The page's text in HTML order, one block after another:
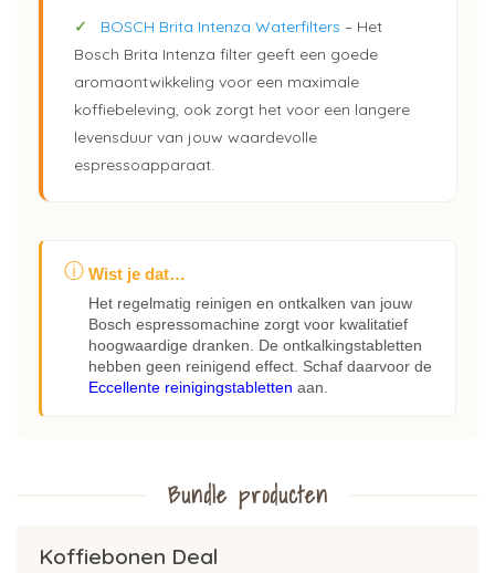
✓
BOSCH Brita Intenza Waterfilters – Het
Bosch Brita Intenza filter geeft een goede
aromaontwikkeling voor een maximale
koffiebeleving, ook zorgt het voor een langere
levensduur van jouw waardevolle
espressoapparaat.
ⓘ Wist je dat…
Het regelmatig reinigen en ontkalken van jouw
Bosch espressomachine zorgt voor kwalitatief
hoogwaardige dranken. De ontkalkingstabletten
hebben geen reinigend effect. Schaf daarvoor de
Eccellente reinigingstabletten aan.
Bundle producten
Koffiebonen Deal